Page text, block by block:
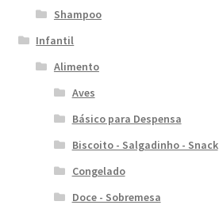
Shampoo
Infantil
Alimento
Aves
Básico para Despensa
Biscoito - Salgadinho - Snack
Congelado
Doce - Sobremesa